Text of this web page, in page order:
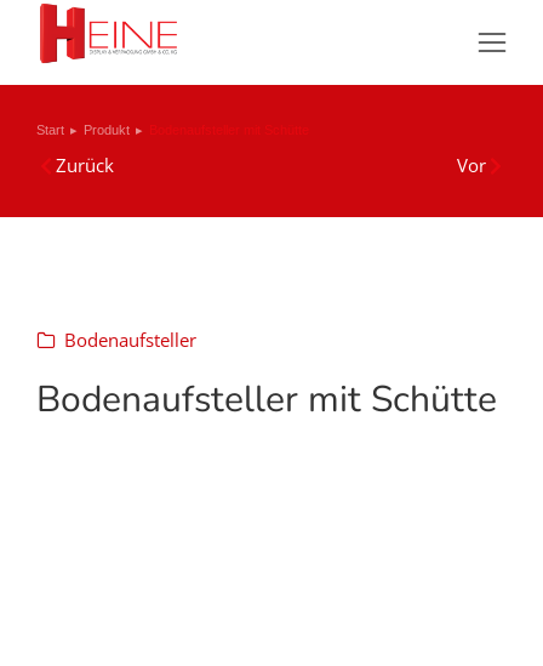
Sie befinden sich hier:
Start Produkt Bodenaufsteller mit Schütte
Zurück Vor
Bodenaufsteller
Bodenaufsteller mit Schütte